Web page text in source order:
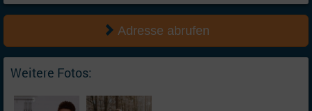
Adresse abrufen
Weitere Fotos: